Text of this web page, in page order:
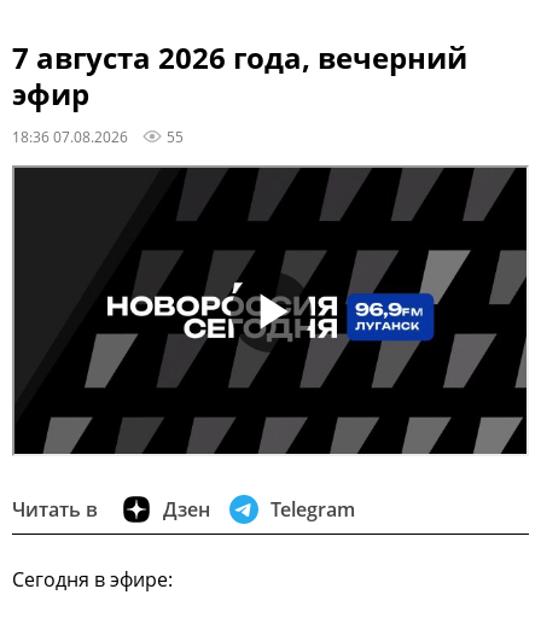
7 августа 2026 года, вечерний
эфир
18:36 07.08.2026 55
Читать в Дзен Telegram
Сегодня в эфире: